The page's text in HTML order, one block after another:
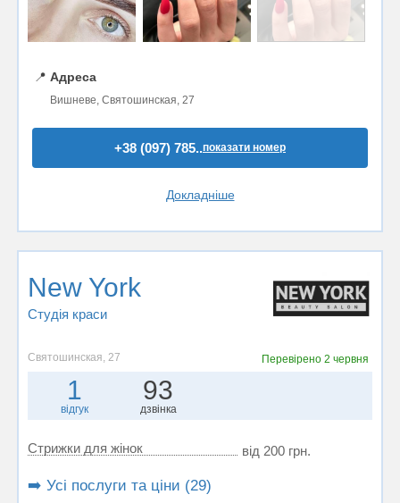
📍 Адреса
Вишневе, Святошинская, 27
+38 (097) 785..показати номер
Докладніше
New York
Студія краси
Святошинская, 27 Перевірено 2 червня
1
відгук
93
дзвінка
Стрижки для жінок від 200 грн.
➡️ Усі послуги та ціни (29)